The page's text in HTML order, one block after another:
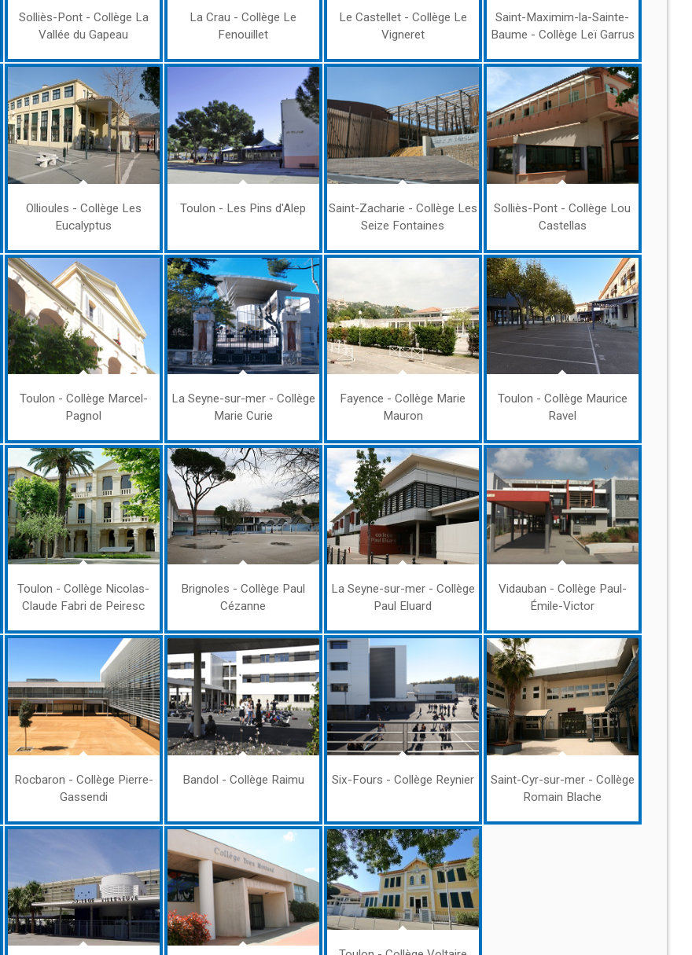
Solliès-Pont - Collège La
Vallée du Gapeau
La Crau - Collège Le
Fenouillet
Le Castellet - Collège Le
Vigneret
Saint-Maximim-la-Sainte-
Baume - Collège Leï Garrus
Ollioules - Collège Les
Eucalyptus
Toulon - Les Pins d'Alep
Saint-Zacharie - Collège Les
Seize Fontaines
Solliès-Pont - Collège Lou
Castellas
Toulon - Collège Marcel-
Pagnol
La Seyne-sur-mer - Collège
Marie Curie
Fayence - Collège Marie
Mauron
Toulon - Collège Maurice
Ravel
Toulon - Collège Nicolas-
Claude Fabri de Peiresc
Brignoles - Collège Paul
Cézanne
La Seyne-sur-mer - Collège
Paul Eluard
Vidauban - Collège Paul-
Émile-Victor
Rocbaron - Collège Pierre-
Gassendi
Bandol - Collège Raimu Six-Fours - Collège Reynier
Saint-Cyr-sur-mer - Collège
Romain Blache